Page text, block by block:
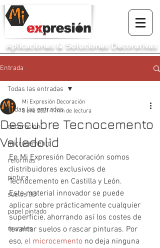
Aplicaciones & Soluciones Decorativas
Entrada
Todas las entradas
decoración
microcemento
reformas
pintura
suelos 3D
papel pintado
murales
Todas las entradas
Descubre Tecnocemento
Valladolid
Mi Expresión Decoración
8 ene 2021 1 min de lectura
En Mi Expresión Decoración somos
distribuidores exclusivos de
Tecnocemento en Castilla y León.
Este material innovador se puede
aplicar sobre prácticamente cualquier
superficie, ahorrando así los costes de
levantar suelos o rascar pinturas. Por
eso, el microcemento no deja ninguna